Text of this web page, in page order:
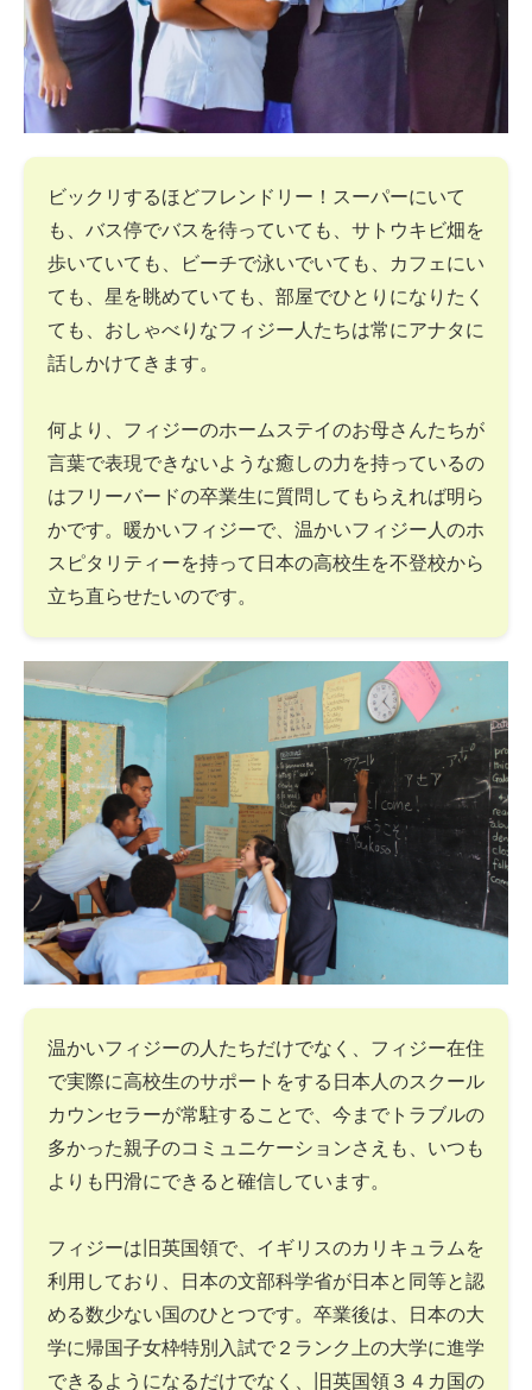
ビックリするほどフレンドリー！スーパーにいて
も、バス停でバスを待っていても、サトウキビ畑を
歩いていても、ビーチで泳いでいても、カフェにい
ても、星を眺めていても、部屋でひとりになりたく
ても、おしゃべりなフィジー人たちは常にアナタに
話しかけてきます。
何より、フィジーのホームステイのお母さんたちが
言葉で表現できないような癒しの力を持っているの
はフリーバードの卒業生に質問してもらえれば明ら
かです。暖かいフィジーで、温かいフィジー人のホ
スピタリティーを持って日本の高校生を不登校から
立ち直らせたいのです。
温かいフィジーの人たちだけでなく、フィジー在住
で実際に高校生のサポートをする日本人のスクール
カウンセラーが常駐することで、今までトラブルの
多かった親子のコミュニケーションさえも、いつも
よりも円滑にできると確信しています。
フィジーは旧英国領で、イギリスのカリキュラムを
利用しており、日本の文部科学省が日本と同等と認
める数少ない国のひとつです。卒業後は、日本の大
学に帰国子女枠特別入試で２ランク上の大学に進学
できるようになるだけでなく、旧英国領３４カ国の